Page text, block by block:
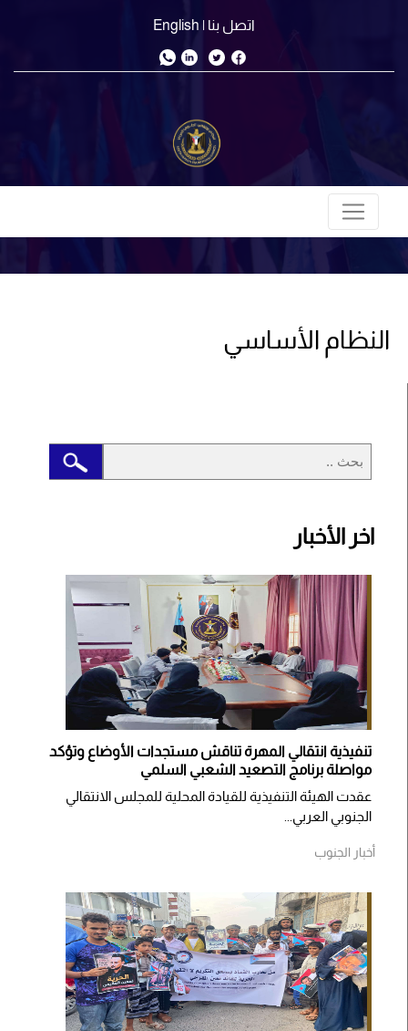
اتصل بنا | English
النظام الأساسي
اخر الأخبار
تنفيذية انتقالي المهرة تناقش مستجدات الأوضاع وتؤكد
مواصلة برنامج التصعيد الشعبي السلمي
عقدت الهيئة التنفيذية للقيادة المحلية للمجلس الانتقالي
الجنوبي العربي...
أخبار الجنوب